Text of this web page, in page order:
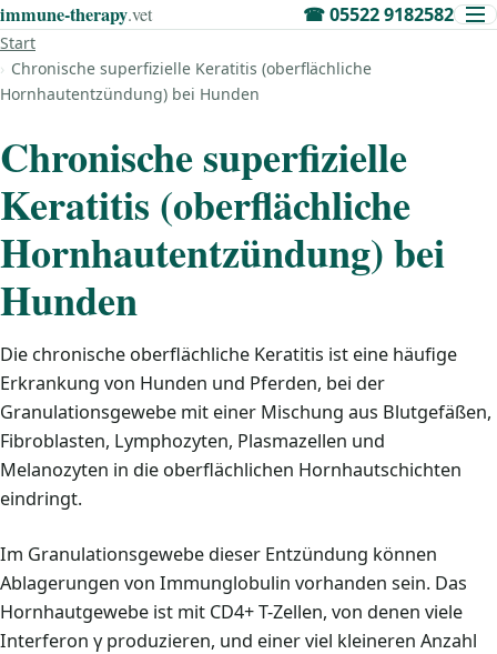
immune‑therapy.vet ☎05522 9182582
Start
Chronische superfizielle Keratitis (oberflächliche
Hornhautentzündung) bei Hunden
Chronische superfizielle
Keratitis (oberflächliche
Hornhautentzündung) bei
Hunden
Die chronische oberflächliche Keratitis ist eine häufige
Erkrankung von Hunden und Pferden, bei der
Granulationsgewebe mit einer Mischung aus Blutgefäßen,
Fibroblasten, Lymphozyten, Plasmazellen und
Melanozyten in die oberflächlichen Hornhautschichten
eindringt.
Im Granulationsgewebe dieser Entzündung können
Ablagerungen von Immunglobulin vorhanden sein. Das
Hornhautgewebe ist mit CD4+ T-Zellen, von denen viele
Interferon γ produzieren, und einer viel kleineren Anzahl